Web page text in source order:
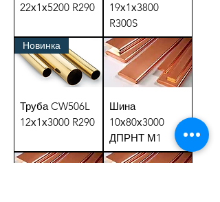
22х1х5200 R290
19х1х3800
R300S
Новинка
Труба CW506L
12х1х3000 R290
Шина
10х80х3000
ДПРНТ М1